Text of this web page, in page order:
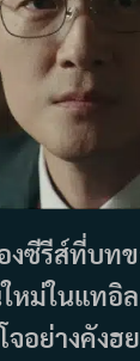
ซีรีส์ที่บทข
หม่ในแทอิ
จอย่างคัง